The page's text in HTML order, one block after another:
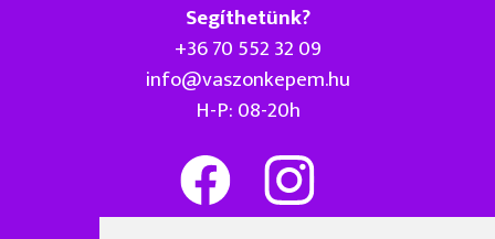
Segíthetünk?
+36 70 552 32 09
info@vaszonkepem.hu
H-P: 08-20h